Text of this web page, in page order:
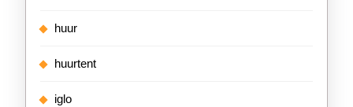
huur
huurtent
iglo